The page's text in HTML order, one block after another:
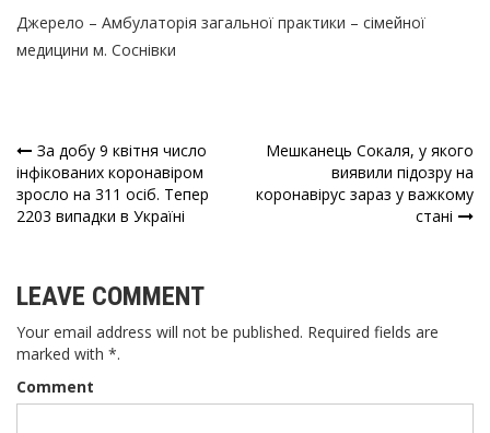
Джерело – Амбулаторія загальної практики – сімейної
медицини м. Соснівки
Навігація
записів
За добу 9 квітня число
інфікованих коронавіром
зросло на 311 осіб. Тепер
2203 випадки в Україні
Мешканець Сокаля, у якого
виявили підозру на
коронавірус зараз у важкому
стані
LEAVE COMMENT
Your email address will not be published. Required fields are
marked with *.
Comment